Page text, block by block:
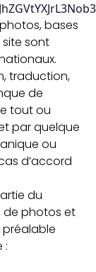
bases
sont
traduction,
de
tout ou
par quelque
ou
d’accord
du
de photos et
: